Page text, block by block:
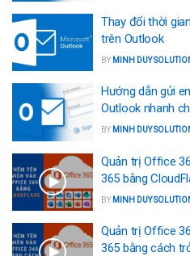
Thay đổi thời
trên Outlook
BY MINH DUY
Hướng dẫn gửi
Outlook nhanh
BY MINH DUY
Quản trị Office
365 bằng
BY MINH DUY
Quản trị Office
365 bằng cách